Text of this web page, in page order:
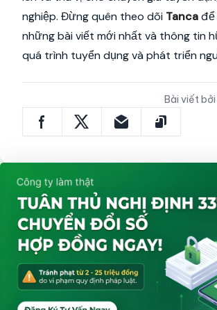
nghiệp. Đừng quên theo dõi Tancađể
những bài viết mới nhất và thông tin
quá trình tuyển dụng và phát triển
Bài viết bởi